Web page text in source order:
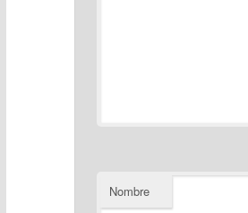
Nombre